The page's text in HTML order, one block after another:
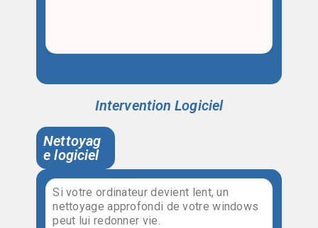
Intervention Logiciel
Nettoyag
e logiciel
Si votre ordinateur devient lent, un
nettoyage approfondi de votre windows
peut lui redonner vie.